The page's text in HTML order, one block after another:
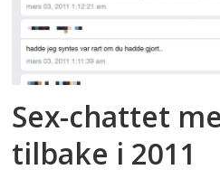
Sex-chattet
tilbake i 2011